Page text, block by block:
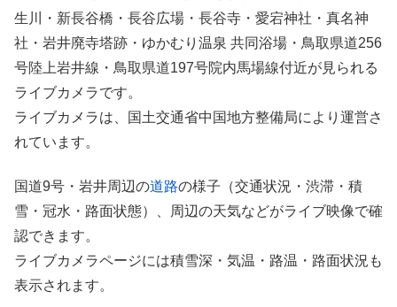
生川・新長谷橋・長谷広場・長谷寺・愛宕神社・真名神
社・岩井廃寺塔跡・ゆかむり温泉 共同浴場・鳥取県道256
号陸上岩井線・鳥取県道197号院内馬場線付近が見られる
ライブカメラです。
ライブカメラは、国土交通省中国地方整備局により運営さ
れています。
国道9号・岩井周辺の道路の様子（交通状況・渋滞・積
雪・冠水・路面状態）、周辺の天気などがライブ映像で確
認できます。
ライブカメラページには積雪深・気温・路温・路面状況も
表示されます。